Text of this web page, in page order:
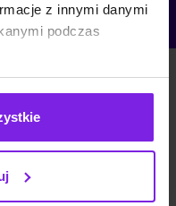
z innymi danymi
podczas